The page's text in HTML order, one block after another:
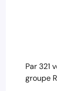
Par 321
groupe